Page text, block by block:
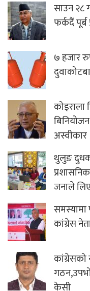
साउन २८
फर्कदैं पूर्ब
७ हजार
कोइराला
अस्वीकार
थुलुङ
जनाले
समस्यामा
कांग्रेस
कांग्रेसको